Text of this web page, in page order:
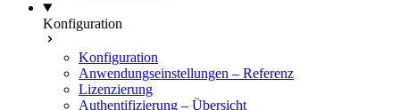
Konfiguration
Konfiguration
Anwendungseinstellungen – Referenz
Lizenzierung
Authentifizierung – Übersicht